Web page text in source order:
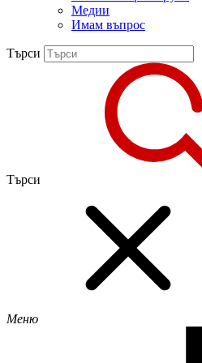
Медии
Имам въпрос
Търси
Търси
Меню